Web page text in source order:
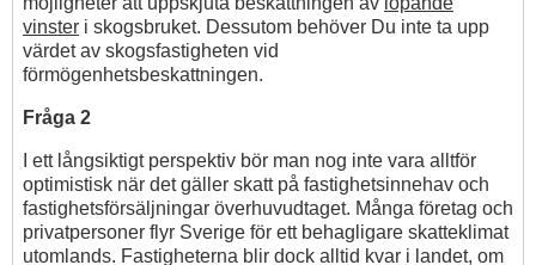
vinster i skogsbruket. Dessutom behöver Du inte ta upp
värdet av skogsfastigheten vid
förmögenhetsbeskattningen.
Fråga 2
I ett långsiktigt perspektiv bör man nog inte vara alltför
optimistisk när det gäller skatt på fastighetsinnehav och
fastighetsförsäljningar överhuvudtaget. Många företag och
privatpersoner flyr Sverige för ett behagligare skatteklimat
utomlands. Fastigheterna blir dock alltid kvar i landet, om